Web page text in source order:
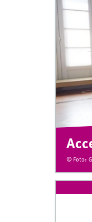
© Foto: